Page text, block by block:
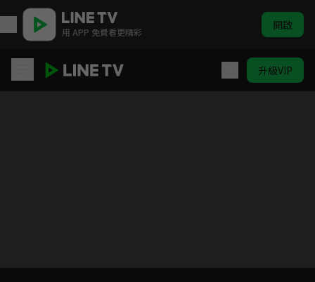
用 APP 免費看更精彩 開啟
升級VIP